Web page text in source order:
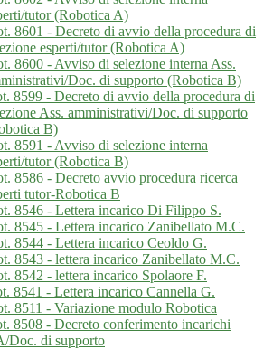
tutor (Robotica A)
8601 - Decreto di avvio della procedura di
esperti/tutor (Robotica A)
8600 - Avviso di selezione interna Ass.
Doc. di supporto (Robotica B)
8599 - Decreto di avvio della procedura di
Ass. amministrativi/Doc. di supporto
B)
8591 - Avviso di selezione interna
tutor (Robotica B)
8586 - Decreto avvio procedura ricerca
tutor-Robotica B
8546 - Lettera incarico Di Filippo S.
8545 - Lettera incarico Zanibellato M.C.
8544 - Lettera incarico Ceoldo G.
8543 - lettera incarico Zanibellato M.C.
8542 - lettera incarico Spolaore F.
8541 - Lettera incarico Cannella G.
8511 - Variazione modulo Robotica
8508 - Decreto conferimento incarichi
Doc. di supporto